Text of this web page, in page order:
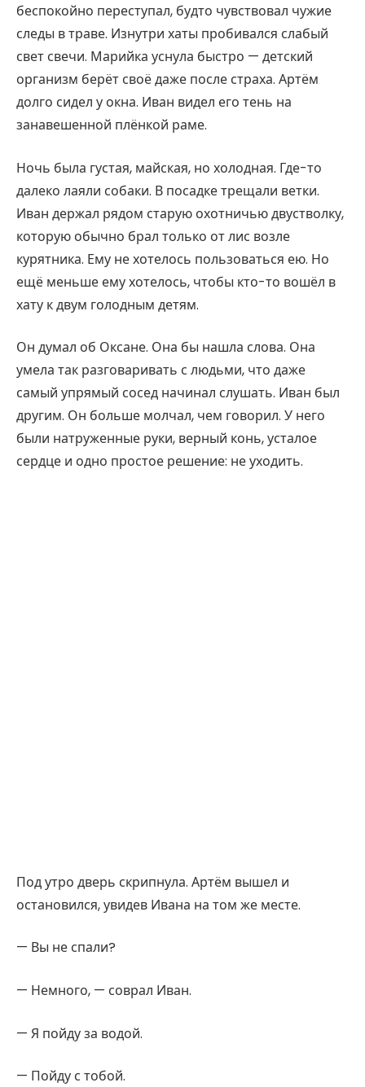
беспокойно переступал, будто чувствовал чужие
следы в траве. Изнутри хаты пробивался слабый
свет свечи. Марийка уснула быстро — детский
организм берёт своё даже после страха. Артём
долго сидел у окна. Иван видел его тень на
занавешенной плёнкой раме.
Ночь была густая, майская, но холодная. Где-то
далеко лаяли собаки. В посадке трещали ветки.
Иван держал рядом старую охотничью двустволку,
которую обычно брал только от лис возле
курятника. Ему не хотелось пользоваться ею. Но
ещё меньше ему хотелось, чтобы кто-то вошёл в
хату к двум голодным детям.
Он думал об Оксане. Она бы нашла слова. Она
умела так разговаривать с людьми, что даже
самый упрямый сосед начинал слушать. Иван был
другим. Он больше молчал, чем говорил. У него
были натруженные руки, верный конь, усталое
сердце и одно простое решение: не уходить.
Под утро дверь скрипнула. Артём вышел и
остановился, увидев Ивана на том же месте.
— Вы не спали?
— Немного, — соврал Иван.
— Я пойду за водой.
— Пойду с тобой.